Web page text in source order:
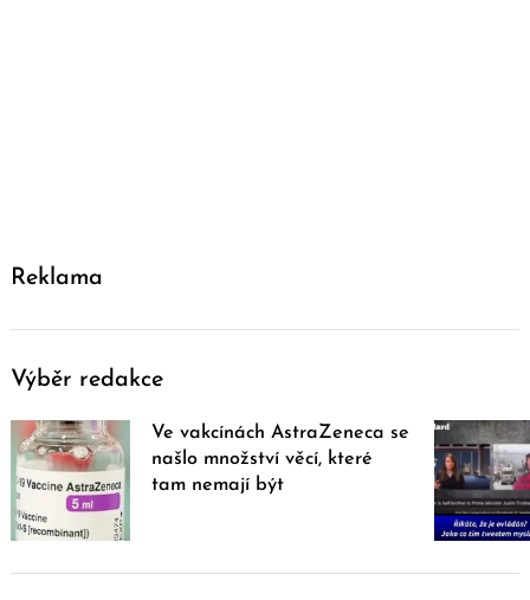
Reklama
Výběr redakce
Ve vakcínách AstraZeneca se
našlo množství věcí, které
tam nemají být